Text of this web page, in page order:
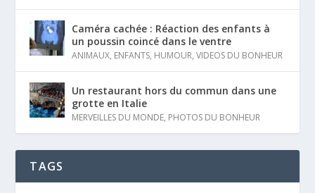
Caméra cachée : Réaction des enfants à
un poussin coincé dans le ventre
ANIMAUX, ENFANTS, HUMOUR,VIDEOS DU BONHEUR
Un restaurant hors du commun dans une
grotte en Italie
MERVEILLES DU MONDE, PHOTOS DU BONHEUR
TAGS